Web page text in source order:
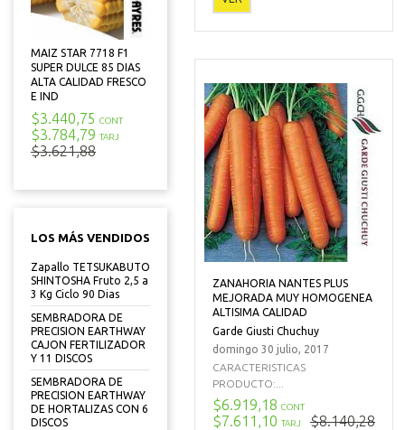
MAIZ STAR 7718 F1
SUPER DULCE 85 DIAS
ALTA CALIDAD FRESCO
E IND
$3.440,75 CONT
$3.784,79 TARJ
$3.621,88
LOS MÁS VENDIDOS
Zapallo TETSUKABUTO
SHINTOSHA Fruto 2,5 a
3 Kg Ciclo 90 Dias
SEMBRADORA DE
PRECISION EARTHWAY
CAJON FERTILIZADOR
Y 11 DISCOS
SEMBRADORA DE
PRECISION EARTHWAY
DE HORTALIZAS CON 6
DISCOS
ZANAHORIA NANTES PLUS
MEJORADA MUY HOMOGENEA
ALTISIMA CALIDAD
Garde Giusti Chuchuy
domingo 30 julio, 2017
CARACTERISTICAS
PRODUCTO:...
$6.919,18 CONT
$7.611,10 TARJ $8.140,28